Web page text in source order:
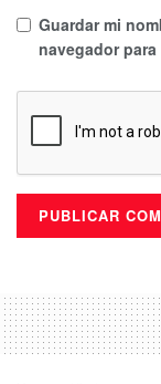
Guardar mi
navegador